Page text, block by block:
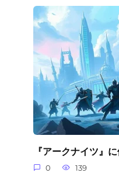
『アークナイツ』
0 139